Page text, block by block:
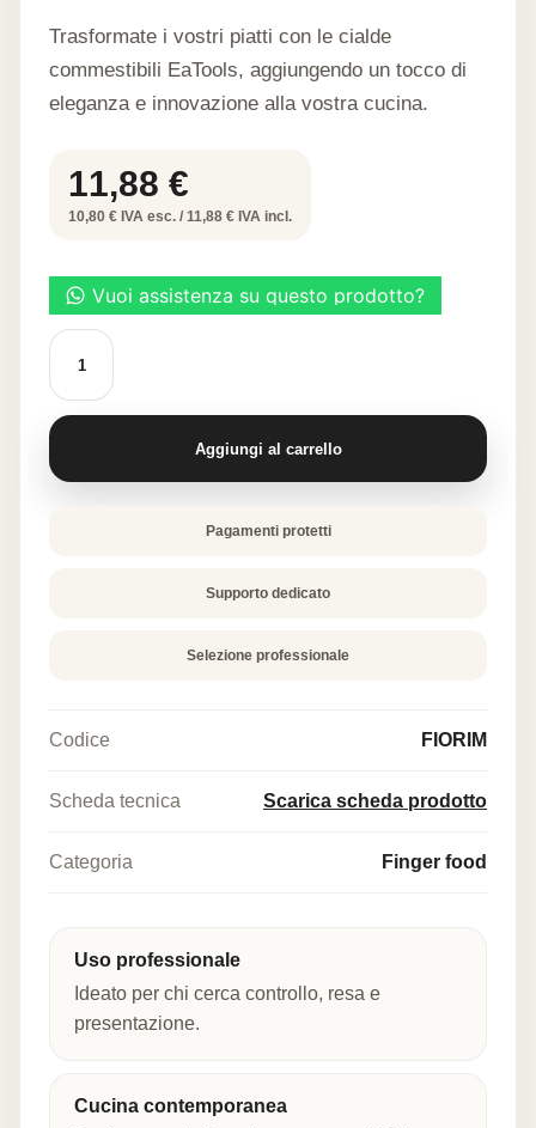
Trasformate i vostri piatti con le cialde
commestibili EaTools, aggiungendo un tocco di
eleganza e innovazione alla vostra cucina.
11,88 €
10,80 € IVA esc. / 11,88 € IVA incl.
Cialda
alimentare
fiori
piccoli
quantità
Aggiungi al carrello
Pagamenti protetti
Supporto dedicato
Selezione professionale
Codice FIORIM
Scheda tecnica Scarica scheda prodotto
Categoria Finger food
Uso professionale
Ideato per chi cerca controllo, resa e
presentazione.
Cucina contemporanea